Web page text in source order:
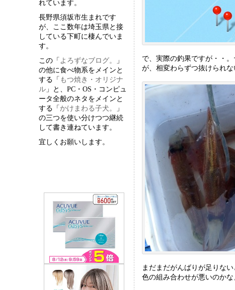
れています。
長野県須坂市生まれです
が、ここ数年は埼玉県と接
している下町に棲んでいま
す。
この「 よろずなブログ。
」
の他に食べ物系をメインと
する「 もつ焼き・オリジナ
ル 」と、PC・OS・コンピュ
ータ全般のネタをメインと
する「かけまわる子犬。
」
の三つを使い分けつつ継続
して書き連ねています。
宜しくお願いします。
で、実際の釣果ですが・・
が、相変わらずつ抜けられな
まだまだがんばりが足りな
色の組み合わせが悪いのかな